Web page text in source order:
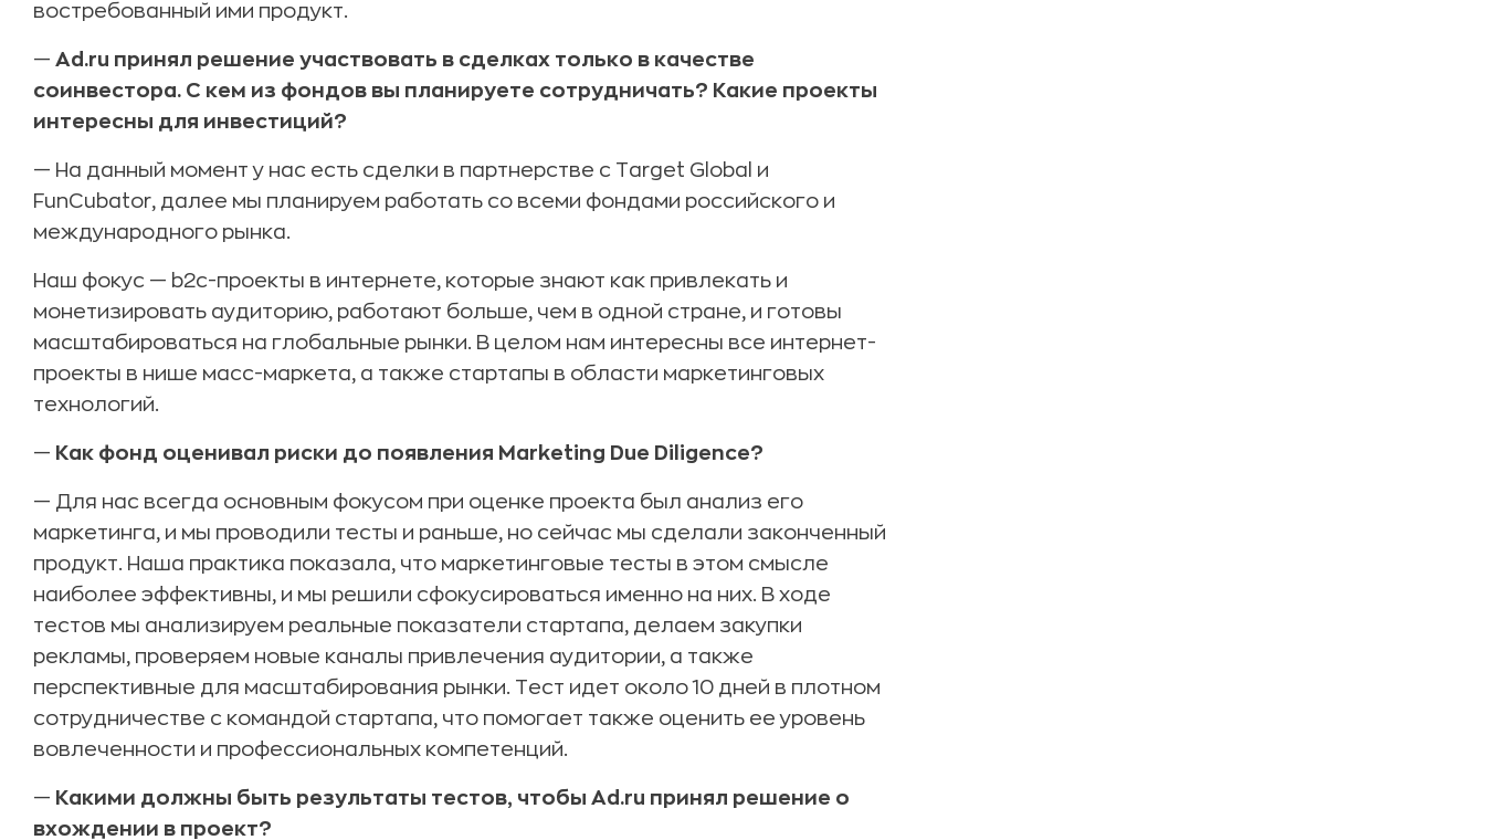
востребованный ими продукт.
— Ad.ru принял решение участвовать в сделках только в качестве
соинвестора. С кем из фондов вы планируете сотрудничать? Какие проекты
интересны для инвестиций?
— На данный момент у нас есть сделки в партнерстве с Target Global и
FunCubator, далее мы планируем работать со всеми фондами российского и
международного рынка.
Наш фокус — b2c-проекты в интернете, которые знают как привлекать и
монетизировать аудиторию, работают больше, чем в одной стране, и готовы
масштабироваться на глобальные рынки. В целом нам интересны все интернет-
проекты в нише масс-маркета, а также стартапы в области маркетинговых
технологий.
— Как фонд оценивал риски до появления Marketing Due Diligence?
— Для нас всегда основным фокусом при оценке проекта был анализ его
маркетинга, и мы проводили тесты и раньше, но сейчас мы сделали законченный
продукт. Наша практика показала, что маркетинговые тесты в этом смысле
наиболее эффективны, и мы решили сфокусироваться именно на них. В ходе
тестов мы анализируем реальные показатели стартапа, делаем закупки
рекламы, проверяем новые каналы привлечения аудитории, а также
перспективные для масштабирования рынки. Тест идет около 10 дней в плотном
сотрудничестве с командой стартапа, что помогает также оценить ее уровень
вовлеченности и профессиональных компетенций.
— Какими должны быть результаты тестов, чтобы Ad.ru принял решение о
вхождении в проект?